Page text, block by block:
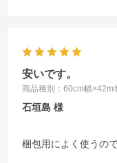
安いです。
商品種別：60cm幅×42m
石垣島
梱包用によく使うの